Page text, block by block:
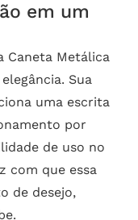
em um
Caneta Metálica
Sua
uma escrita
por
de uso no
com que essa
de desejo,